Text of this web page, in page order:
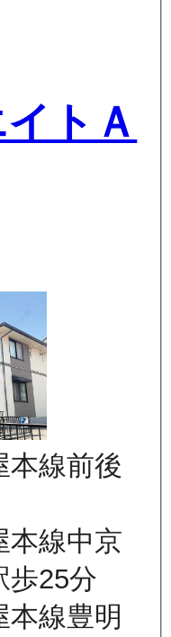
トＡ
本線前後
本線中京
歩25分
本線豊明